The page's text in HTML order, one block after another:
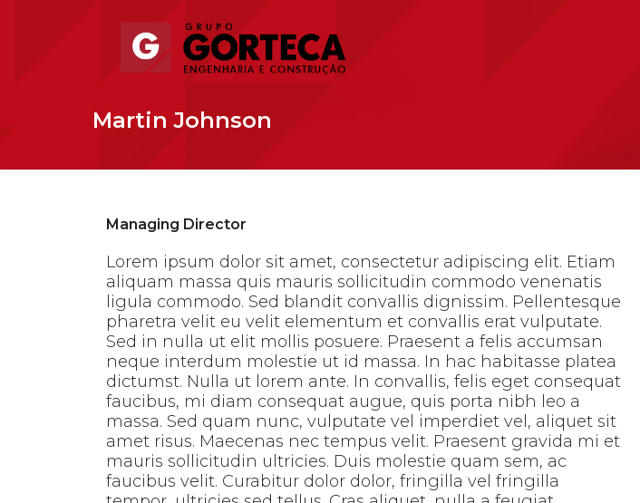
Martin Johnson
Managing Director
Lorem ipsum dolor sit amet, consectetur adipiscing elit. Etiam
aliquam massa quis mauris sollicitudin commodo venenatis
ligula commodo. Sed blandit convallis dignissim. Pellentesque
pharetra velit eu velit elementum et convallis erat vulputate.
Sed in nulla ut elit mollis posuere. Praesent a felis accumsan
neque interdum molestie ut id massa. In hac habitasse platea
dictumst. Nulla ut lorem ante. In convallis, felis eget consequat
faucibus, mi diam consequat augue, quis porta nibh leo a
massa. Sed quam nunc, vulputate vel imperdiet vel, aliquet sit
amet risus. Maecenas nec tempus velit. Praesent gravida mi et
mauris sollicitudin ultricies. Duis molestie quam sem, ac
faucibus velit. Curabitur dolor dolor, fringilla vel fringilla